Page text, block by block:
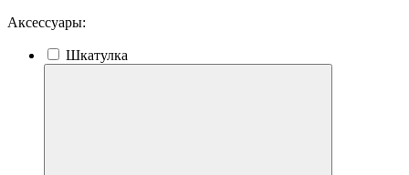
Аксессуары:
Шкатулка